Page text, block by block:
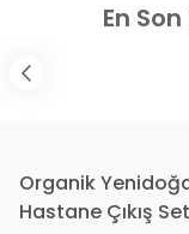
En
Organik
Hastane Çıkış